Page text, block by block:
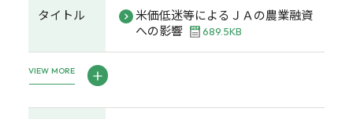
タイトル
米価低迷等によるＪＡの農業融資
への影響
689.5KB
VIEW MORE